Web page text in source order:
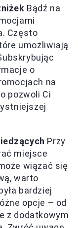
Bądź na
Często
umożliwiają
o
na
pozwoli Ci
Przy
miejsce
wiązać się
warto
bardziej
opcje – od
z dodatkowym